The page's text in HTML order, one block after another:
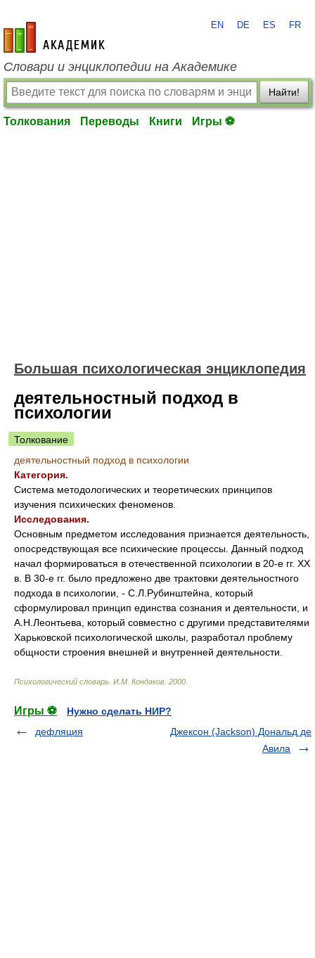
academic.ru
EN DE ES FR
Словари и энциклопедии на Академике
Найти!
Толкования Переводы Книги Игры ⚽
Большая психологическая энциклопедия
деятельностный подход в
психологии
Толкование
деятельностный подход в психологии
Категория.
Система методологических и теоретических принципов
изучения психических феноменов.
Исследования.
Основным предметом исследования признается деятельность,
опосредствующая все психические процессы. Данный подход
начал формироваться в отечественной психологии в 20-е гг. ХХ
в. В 30-е гг. было предложено две трактовки деятельностного
подхода в психологии, - С.Л.Рубинштейна, который
сформулировал принцип единства сознания и деятельности, и
А.Н.Леонтьева, который совместно с другими представителями
Харьковской психологической школы, разработал проблему
общности строения внешней и внутренней деятельности.
Психологический словарь И.М. Кондаков 2000
Игры ⚽
Нужно сделать НИР?
дефляция
Джексон (Jackson) Дональд де
Авила